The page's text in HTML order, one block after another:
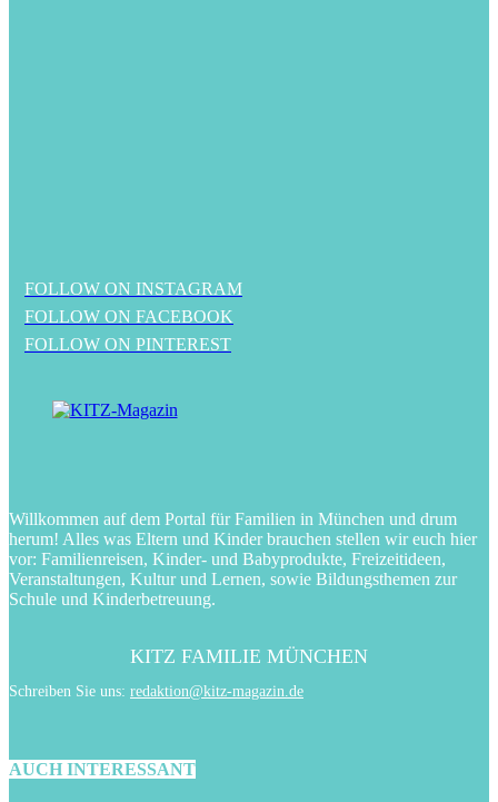
FOLLOW ON INSTAGRAM
FOLLOW ON FACEBOOK
FOLLOW ON PINTEREST
Willkommen auf dem Portal für Familien in München und drum
herum! Alles was Eltern und Kinder brauchen stellen wir euch hier
vor: Familienreisen, Kinder- und Babyprodukte, Freizeitideen,
Veranstaltungen, Kultur und Lernen, sowie Bildungsthemen zur
Schule und Kinderbetreuung.
KITZ FAMILIE MÜNCHEN
Schreiben Sie uns: redaktion@kitz-magazin.de
AUCH INTERESSANT